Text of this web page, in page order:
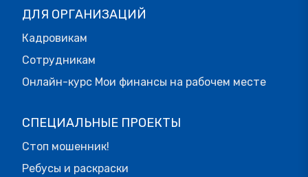
ДЛЯ ОРГАНИЗАЦИЙ
Кадровикам
Сотрудникам
Онлайн-курс Мои финансы на рабочем месте
СПЕЦИАЛЬНЫЕ ПРОЕКТЫ
Стоп мошенник!
Ребусы и раскраски